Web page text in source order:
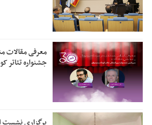
معرفی مقالات
جشنواره تئاتر
برگزاری نشست